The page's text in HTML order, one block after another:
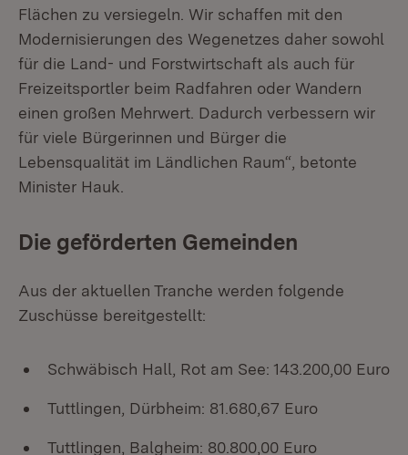
Flächen zu versiegeln. Wir schaffen mit den
Modernisierungen des Wegenetzes daher sowohl
für die Land- und Forstwirtschaft als auch für
Freizeitsportler beim Radfahren oder Wandern
einen großen Mehrwert. Dadurch verbessern wir
für viele Bürgerinnen und Bürger die
Lebensqualität im Ländlichen Raum“, betonte
Minister Hauk.
Die geförderten Gemeinden
Aus der aktuellen Tranche werden folgende
Zuschüsse bereitgestellt:
Schwäbisch Hall, Rot am See: 143.200,00 Euro
Tuttlingen, Dürbheim: 81.680,67 Euro
Tuttlingen, Balgheim: 80.800,00 Euro